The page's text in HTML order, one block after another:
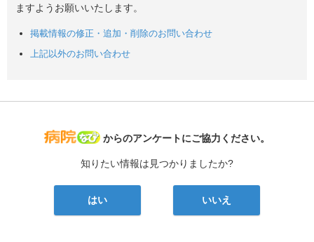
ますようお願いいたします。
掲載情報の修正・追加・削除のお問い合わせ
上記以外のお問い合わせ
病院なび
からのアンケートにご協力ください。
知りたい情報は見つかりましたか?
はい いいえ